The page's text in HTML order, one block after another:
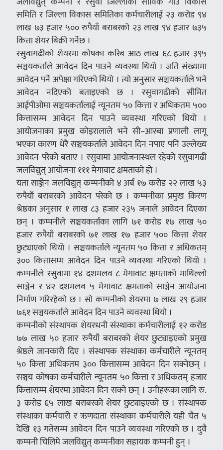
समिति र जिल्ला विकास समितिका कर्मचारीलाई २३ करोड ९४
लाख ७३ हजार ५०० रुपैयाँ बराबरको २३ लाख ९४ हजार ७३५
कित्ता शेयर बिक्री गर्नेछ ।
रसुवागढीको शेयरमा कोषका करिब आठ लाख ६८ हजार ३९५
सञ्चयकर्ताले आवेदन दिन पाउने व्यवस्था थियो । जति संख्यामा
आवेदन पर्ने अपेक्षा गरिएको थियो । त्यो अनुसार सञ्चयकर्ताले भने
आवेदन नदिएको बताइएको छ । रसुवागढीको सीमित
आईपीओमा सञ्चयकर्तालाई न्यूनतम ५० कित्ता र अधिकतम ५००
कित्तासम्म आवेदन दिन पाउने व्यवस्था गरिएको थियो ।
आयोजनाका प्रमुख कोइरालाले भने सी–आस्बा प्रणाली लागू
भएका कारण धेरै सञ्चयकर्ताले आवेदन दिन नपाए पनि उल्लेख्य
आवेदन परेको बताए । रसुवामा आयोजनास्थल रहेको रसुवागढी
जलविद्युत् आयोजना १११ मेगावाट क्षमताको हो ।
यता साञ्जेन जलविद्युत् कम्पनीको ४ अर्ब १७ करोड २२ लाख ५३
रुपैयाँ बराबरको आवेदन परेको छ । कम्पनीका प्रमुख किरण
श्रेष्ठका अनुसार १ लाख ८३ हजार २३५ जनाले आवेदन दिएका
छन् । कम्पनीले सञ्चयकर्ताका लागि ७१ करोड १७ लाख ५०
हजार रुपैयाँ बराबरको ७१ लाख १७ हजार ५०० कित्ता शेयर
छुट्याएको थियो । सञ्चयकर्ताले न्यूनतम ५० कित्ता र अधिकतम्
३०० कित्तासम्म आवेदन दिन पाउने व्यवस्था गरिएको थियो ।
कम्पनीले रसुवामा १४ दशमलव ८ मेगावाट क्षमताको माथिल्लो
साञ्जेन र ४२ दशमलव ५ मेगावाट क्षमताको साञ्जेन आयोजना
निर्माण गरिरहेको छ । सो कम्पनीको शेयरमा ७ लाख २९ हजार
७६१ सञ्चयकर्ताले आवेदन दिन पाउने व्यवस्था थियो ।
कम्पनीको संस्थापक शेयरधनी संस्थाका कर्मचारीलाई १२ करोड
७७ लाख ५० हजार रुपैयाँ बराबरको शेयर छुट्याइएको प्रमुख
श्रेष्ठले जानकारी दिए । संस्थापक संस्थाका कर्मचारीले न्यूनतम्
५० कित्ता अधिकतम ३०० कित्तासम्म आवेदन दिन सक्नेछन् ।
सञ्चय कोषका कर्मचारीले न्यूनतम ५० कित्ता र अधिकतम् हजार
कित्तासम्म शेयरमा आवेदन दिन सक्ने छन् । उनीहरूका लागि रु.
३ करोड ६५ लाख बराबरको शेयर छुट्याइएको छ । संस्थापक
संस्थाका कर्मचारी र ऋणदाता संस्थाका कर्मचारीले यही चैत ५
देखि १३ गतेसम्म आवेदन दिन पाउने व्यवस्था गरिएको छ । दुवै
कम्पनी चिलिमे जलविद्युत् कम्पनीका सहायक कम्पनी हुन् ।